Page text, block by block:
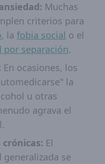
Muchas
criterios para
, la fobia social o el
separación.
En ocasiones, los
la
u otras
agrava el
crónicas: El
se